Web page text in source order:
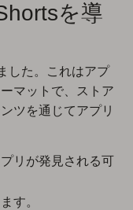
を導
した。これはアプ
マットで、ストア
ツを通じてアプリ
リが発見される可
す。